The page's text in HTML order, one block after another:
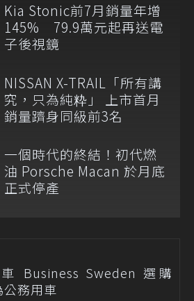
Kia Stonic前7月銷量年增
145% 79.9萬元起再送電
子後視鏡
NISSAN X-TRAIL「所有講
究，只為純粋」 上市首月
銷量躋身同級前3名
一個時代的終結！初代燃
油 Porsche Macan 於月底
正式停產
Business Sweden 選購
務用車